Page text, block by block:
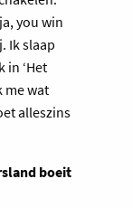
you win
Ik slaap
in ‘Het
me wat
alleszins
boeit